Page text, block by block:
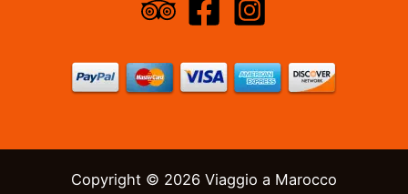
Copyright © 2026 Viaggio a Marocco